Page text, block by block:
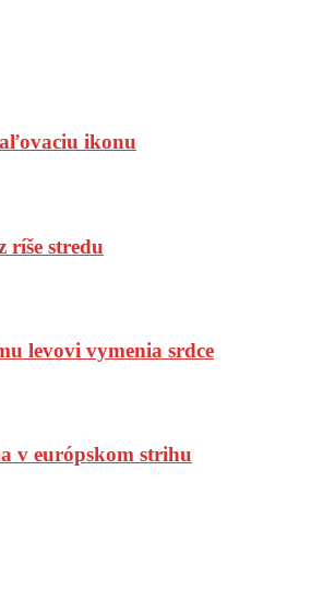
ikonu
ríše stredu
levovi vymenia srdce
v európskom strihu